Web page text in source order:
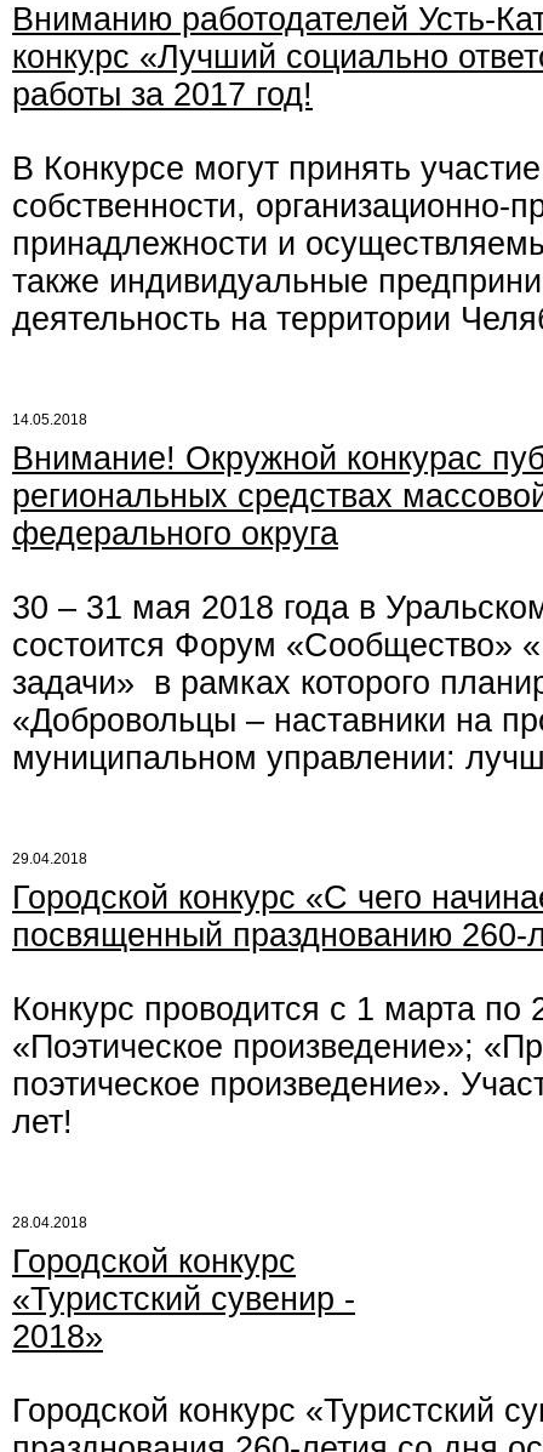
Вниманию работодателей Усть-
конкурс «Лучший социально
работы за 2017 год!
В Конкурсе могут принять
собственности,
принадлежности и
также индивидуальные
деятельность на территории
14.05.2018
Внимание! Окружной конкурас
региональных средствах
федерального округа
30 – 31 мая 2018 года в
состоится Форум «Сообщество»
задачи» в рамках которого
«Добровольцы – наставники на
муниципальном управлении:
29.04.2018
Городской конкурс «С чего
посвященный празднованию 260-
Конкурс проводится с 1 марта
«Поэтическое произведение»;
поэтическое произведение».
лет!
28.04.2018
Городской конкурс
«Туристский сувенир -
2018»
Городской конкурс «Туристский